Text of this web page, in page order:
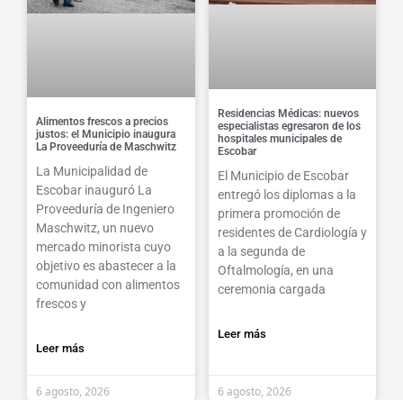
Alimentos frescos a precios
justos: el Municipio inaugura
La Proveeduría de Maschwitz
La Municipalidad de
Escobar inauguró La
Proveeduría de Ingeniero
Maschwitz, un nuevo
mercado minorista cuyo
objetivo es abastecer a la
comunidad con alimentos
frescos y
Leer más
6 agosto, 2026
Residencias Médicas: nuevos
especialistas egresaron de los
hospitales municipales de
Escobar
El Municipio de Escobar
entregó los diplomas a la
primera promoción de
residentes de Cardiología y
a la segunda de
Oftalmología, en una
ceremonia cargada
Leer más
6 agosto, 2026